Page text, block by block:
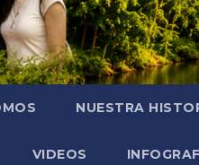
NUESTRA
VIDEOS